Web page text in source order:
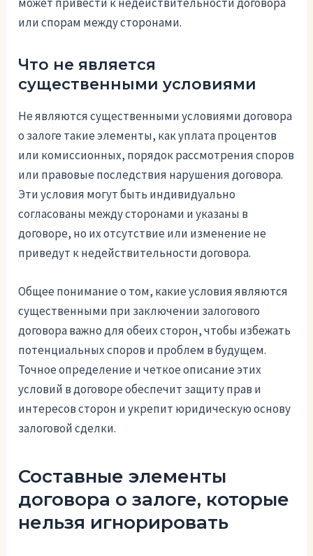
или спорам между сторонами.
Что не является
существенными условиями
Не являются существенными условиями договора
о залоге такие элементы, как уплата процентов
или комиссионных, порядок рассмотрения споров
или правовые последствия нарушения договора.
Эти условия могут быть индивидуально
согласованы между сторонами и указаны в
договоре, но их отсутствие или изменение не
приведут к недействительности договора.
Общее понимание о том, какие условия являются
существенными при заключении залогового
договора важно для обеих сторон, чтобы избежать
потенциальных споров и проблем в будущем.
Точное определение и четкое описание этих
условий в договоре обеспечит защиту прав и
интересов сторон и укрепит юридическую основу
залоговой сделки.
Составные элементы
договора о залоге, которые
нельзя игнорировать